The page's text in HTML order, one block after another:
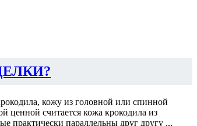
кожу из головной или спинной
ценной считается кожа крокодила из
практически параллельны друг другу ...